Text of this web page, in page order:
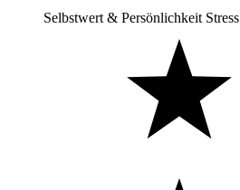
Selbstwert & Persönlichkeit Stress